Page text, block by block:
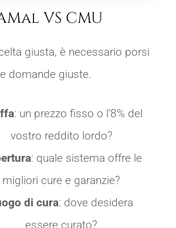
VS CMU
giusta, è necessario porsi
domande giuste.
: un prezzo fisso o l’8% del
vostro reddito lordo?
: quale sistema offre le
migliori cure e garanzie?
di cura: dove desidera
essere curato?